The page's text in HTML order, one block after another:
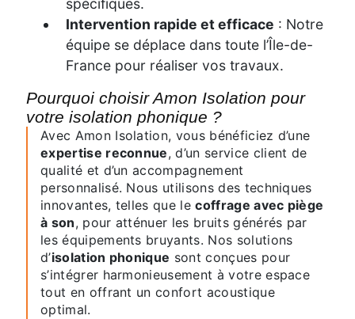
spécifiques.
Intervention rapide et efficace : Notre
équipe se déplace dans toute l’Île-de-
France pour réaliser vos travaux.
Pourquoi choisir Amon Isolation pour
votre isolation phonique ?
Avec Amon Isolation, vous bénéficiez d’une
expertise reconnue, d’un service client de
qualité et d’un accompagnement
personnalisé. Nous utilisons des techniques
innovantes, telles que lecoffrage avec piège
à son, pour atténuer les bruits générés par
les équipements bruyants. Nos solutions
d’isolation phonique sont conçues pour
s’intégrer harmonieusement à votre espace
tout en offrant un confort acoustique
optimal.